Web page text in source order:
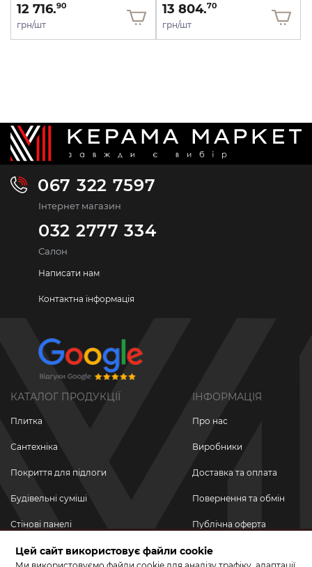
12 716.90
грн/шт
13 804.70
грн/шт
067 322 7597
Інтернет магазин
032 2777 334
Салон
Написати нам
Контактна інформація
КАТАЛОГ ПРОДУКЦІЇ
Плитка
Сантехніка
Покриття для підлоги
Будівельні суміші
Стінові панелі
Новинки
ІНФОРМАЦІЯ
Про нас
Виробники
Доставка та оплата
Повернення та обмін
Публічна оферта
Політика
конфіденційності
Цей сайт використовує файли cookie